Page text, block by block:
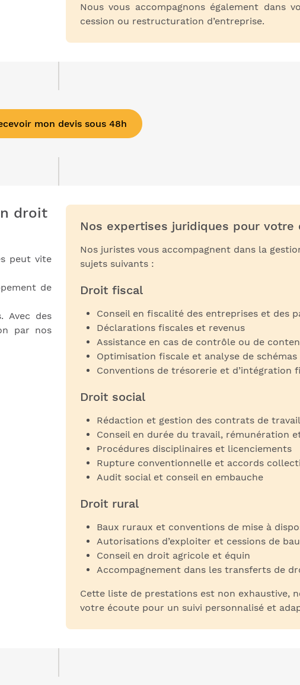
Nous vous accompagnons également dans
cession ou restructuration d’entreprise.
mon devis sous 48h
droit
peut vite
de
Avec des
par nos
Nos expertises juridiques pour votre
Nos juristes vous accompagnent dans la
sujets suivants :
Droit fiscal
Conseil en fiscalité des entreprises et des
Déclarations fiscales et revenus
Assistance en cas de contrôle ou de
Optimisation fiscale et analyse de schémas
Conventions de trésorerie et d’intégration
Droit social
Rédaction et gestion des contrats de travail
Conseil en durée du travail, rémunération
Procédures disciplinaires et licenciements
Rupture conventionnelle et accords
Audit social et conseil en embauche
Droit rural
Baux ruraux et conventions de mise à
Autorisations d’exploiter et cessions de
Conseil en droit agricole et équin
Accompagnement dans les transferts de
Cette liste de prestations est non exhaustive,
votre écoute pour un suivi personnalisé et